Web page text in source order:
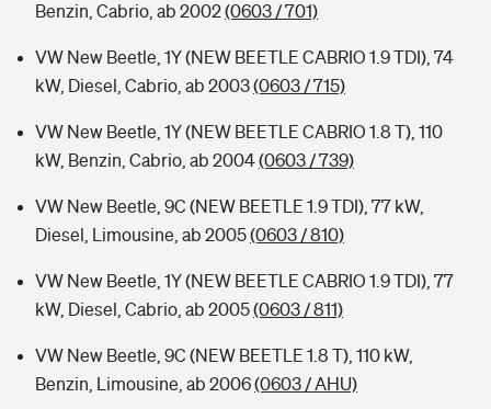
Benzin, Cabrio, ab 2002(0603 / 701)
VW New Beetle, 1Y (NEW BEETLE CABRIO 1.9 TDI), 74
kW, Diesel, Cabrio, ab 2003(0603 / 715)
VW New Beetle, 1Y (NEW BEETLE CABRIO 1.8 T), 110
kW, Benzin, Cabrio, ab 2004(0603 / 739)
VW New Beetle, 9C (NEW BEETLE 1.9 TDI), 77 kW,
Diesel, Limousine, ab 2005(0603 / 810)
VW New Beetle, 1Y (NEW BEETLE CABRIO 1.9 TDI), 77
kW, Diesel, Cabrio, ab 2005(0603 / 811)
VW New Beetle, 9C (NEW BEETLE 1.8 T), 110 kW,
Benzin, Limousine, ab 2006(0603 / AHU)